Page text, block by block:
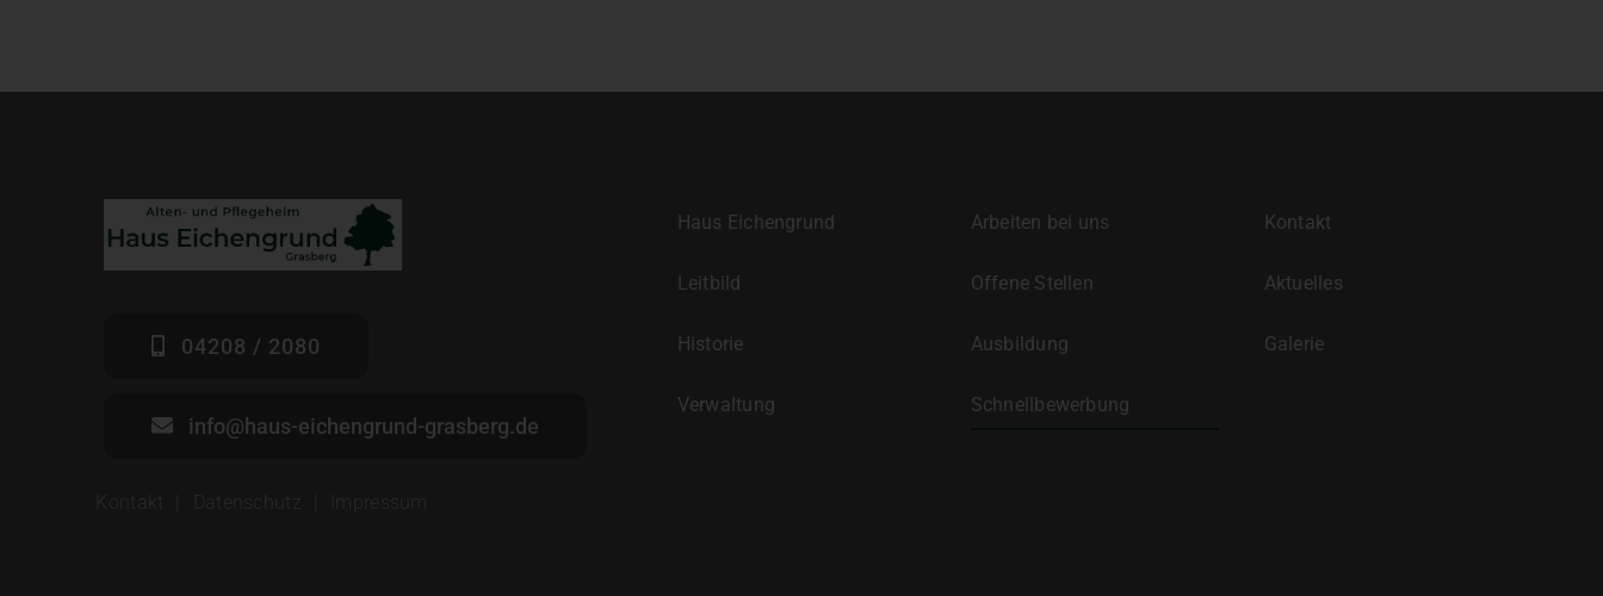
04208 / 2080
info@haus-eichengrund-grasberg.de
Haus Eichengrund
Leitbild
Historie
Verwaltung
Arbeiten bei uns
Offene Stellen
Ausbildung
Schnellbewerbung
Kontakt
Aktuelles
Galerie